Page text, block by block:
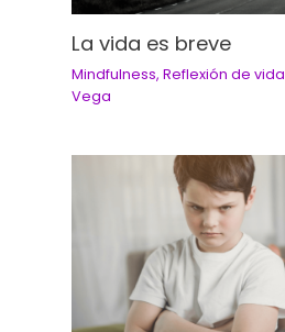
La vida es breve
Mindfulness, Reflexión de vida
Vega